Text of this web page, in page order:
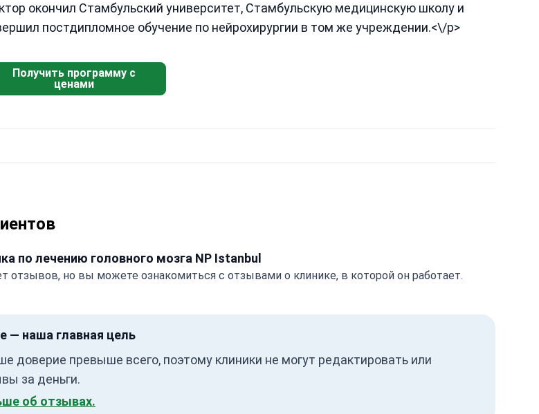
окончил Стамбульский университет, Стамбульскую медицинскую школу и
постдипломное обучение по нейрохирургии в том же учреждении.<\/p>
Получить программу с
ценами
по лечению головного мозга NP Istanbul
отзывов, но вы можете ознакомиться с отзывами о клинике, в которой он работает.
— наша главная цель
доверие превыше всего, поэтому клиники не могут редактировать или
за деньги.
об отзывах.